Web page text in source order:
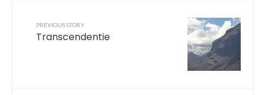
PREVIOUS STORY
Transcendentie